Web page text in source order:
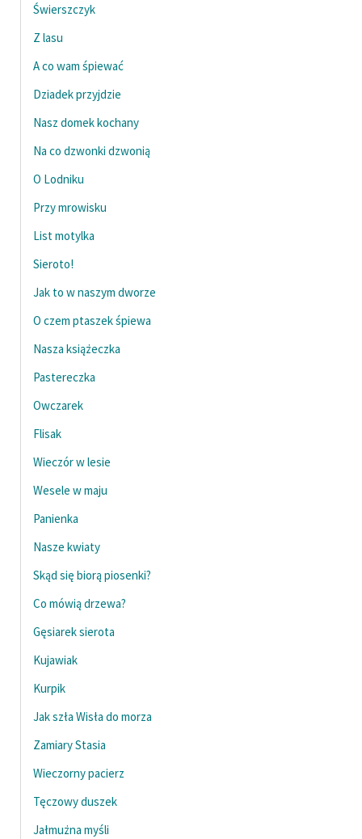
Regulamin darowizn
wrażliwych
Deklaracja dostępności
Świerszczyk
Z lasu
A co wam śpiewać
Dziadek przyjdzie
Nasz domek kochany
Na co dzwonki dzwonią
O Lodniku
Przy mrowisku
List motylka
Sieroto!
Jak to w naszym dworze
O czem ptaszek śpiewa
Nasza książeczka
Pastereczka
Owczarek
Flisak
Wieczór w lesie
Wesele w maju
Panienka
Nasze kwiaty
Skąd się biorą piosenki?
Co mówią drzewa?
Gęsiarek sierota
Kujawiak
Kurpik
Jak szła Wisła do morza
Zamiary Stasia
Wieczorny pacierz
Tęczowy duszek
Jałmużna myśli